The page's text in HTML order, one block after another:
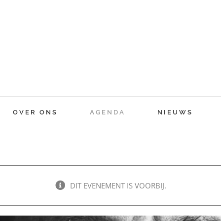
OVER ONS AGENDA NIEUWS
DIT EVENEMENT IS VOORBIJ.